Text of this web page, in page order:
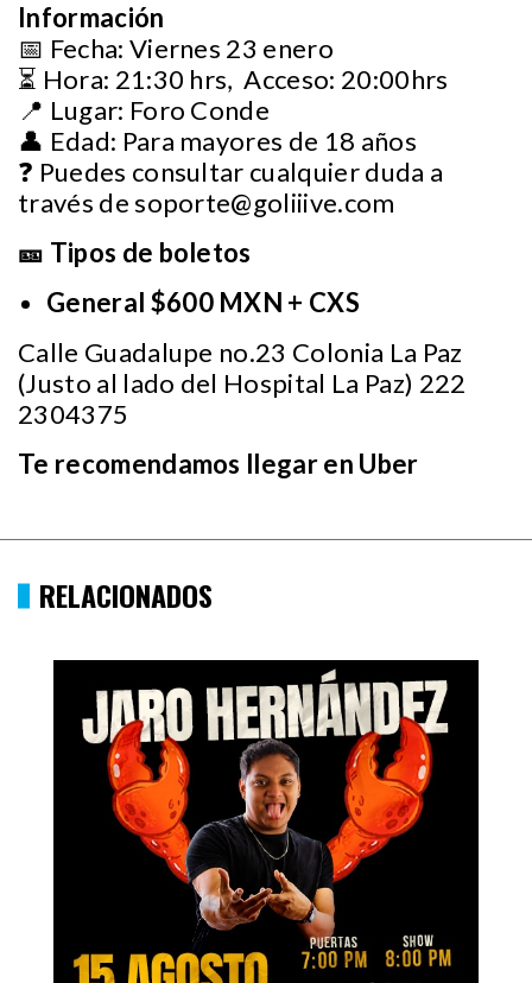
Información
📅 Fecha: Viernes 23 enero
⏳ Hora: 21:30 hrs, Acceso: 20:00hrs
📍 Lugar: Foro Conde
👤 Edad: Para mayores de 18 años
❓ Puedes consultar cualquier duda a
través desoporte@goliiive.com
🎫 Tipos de boletos
General $600 MXN + CXS
Calle Guadalupe no.23 Colonia La Paz
(Justo al lado del Hospital La Paz) 222
2304375
Te recomendamos llegar en Uber
RELACIONADOS